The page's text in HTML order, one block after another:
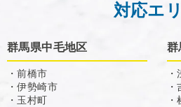
対応エ
群馬県中毛地区
・前橋市
・伊勢崎市
・玉村町
群